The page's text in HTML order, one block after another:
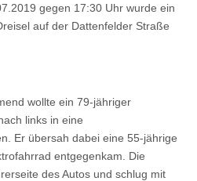
gegen 17:30 Uhr wurde ein
auf der Dattenfelder Straße
wollte ein 79-jähriger
links in eine
Er übersah dabei eine 55-jährige
entgegenkam. Die
des Autos und schlug mit